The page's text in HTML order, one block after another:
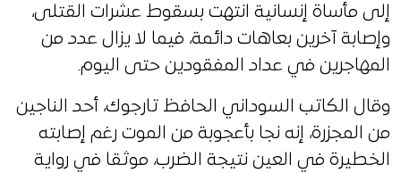
إلى مأساة إنسانية انتهت بسقوط عشرات القتلى،
وإصابة آخرين بعاهات دائمة، فيما لا يزال عدد من
المهاجرين في عداد المفقودين حتى اليوم.
وقال الكاتب السوداني الحافظ تارجوك، أحد الناجين
من المجزرة، إنه نجا بأعجوبة من الموت رغم إصابته
الخطيرة في العين نتيجة الضرب، موثقا في رواية